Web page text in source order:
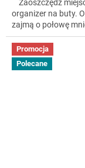
Zaoszczędź
organizer na buty.
zajmą o połowę
Promocja
Polecane